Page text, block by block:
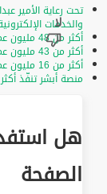
تحت رعاية الأمير
والخدمات
أكثر من 48 مليون عملية إلكترونية عبر منصة "أبشر" في يونيو 2026م
أكثر من 43 مليون عملية إلكترونية عبر منصة "أبشر" في مايو 2026م
أكثر من 16 مليون عملية إلكترونية عبر منصة "أبشر" في أبريل 2026م
منصة أبشر تنفّذ أكثر من 448 مليون عملية
هل
الصفحة